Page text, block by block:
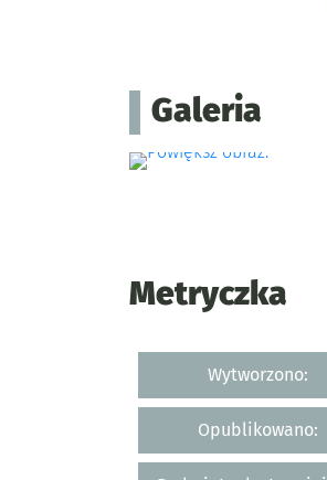
Galeria
Metryczka
Metryczka
Wytworzono:
Opublikowano: